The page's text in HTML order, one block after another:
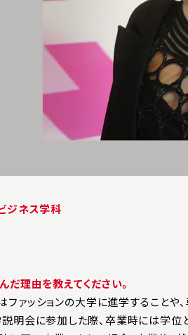
ジネス学科
理由を教えてください。
ァッションの大学に進学することや
明会に参加した際、卒業時には学位